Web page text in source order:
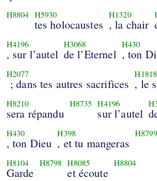
H8804 H5930
tes holocaustes
H1320
, la chair
H4196
, sur l’autel
H3068
de l’Eternel
H430
, ton
H2077
; dans tes autres sacrifices
H1818
, le
H8210
sera répandu
H8735 H4196
sur l’autel
H430
, ton Dieu
H398
, et tu mangeras
H8799
H8104
Garde
H8798 H8085
et écoute
H8804